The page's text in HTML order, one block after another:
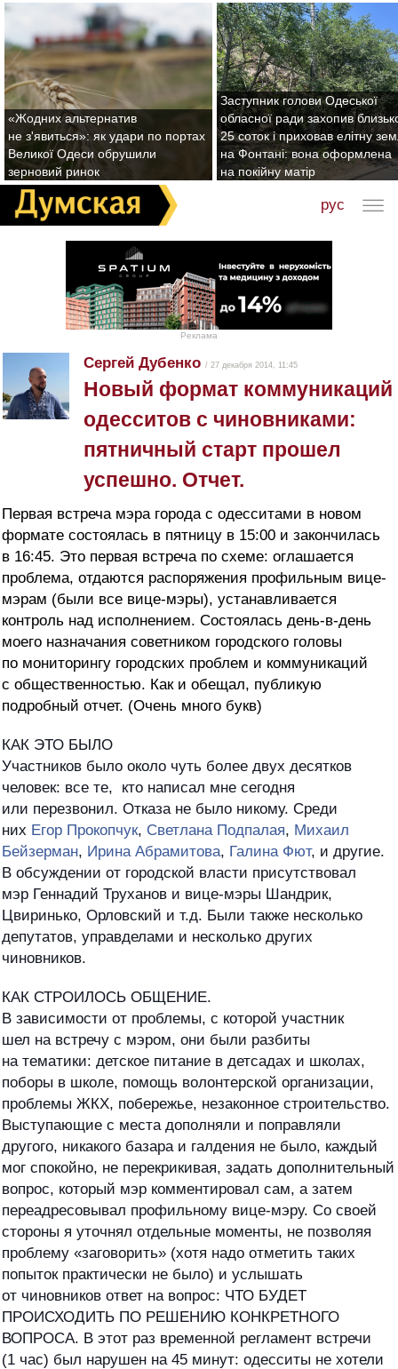
«Жодних альтернатив
не з'явиться»: як удари по портах
Великої Одеси обрушили
зерновий ринок
Заступник голови Одеської
обласної ради захопив
25 соток і приховав елітну
на Фонтані: вона оформлена
на покійну матір
рус
Реклама
Сергей Дубенко / 27 декабря 2014, 11:45
Новый формат коммуникаций
одесситов с чиновниками:
пятничный старт прошел
успешно. Отчет.
Первая встреча мэра города с одесситами в новом
формате состоялась в пятницу в 15:00 и закончилась
в 16:45. Это первая встреча по схеме: оглашается
проблема, отдаются распоряжения профильным вице-
мэрам (были все вице-мэры), устанавливается
контроль над исполнением. Состоялась день-в-день
моего назначания советником городского головы
по мониторингу городских проблем и коммуникаций
с общественностью. Как и обещал, публикую
подробный отчет. (Очень много букв)
КАК ЭТО БЫЛО
Участников было около чуть более двух десятков
человек: все те, кто написал мне сегодня
или перезвонил. Отказа не было никому. Среди
них Егор Прокопчук, Светлана Подпалая, Михаил
Бейзерман, Ирина Абрамитова, Галина Фют, и другие.
В обсуждении от городской власти присутствовал
мэр Геннадий Труханов и вице-мэры Шандрик,
Цвиринько, Орловский и т.д. Были также несколько
депутатов, управделами и несколько других
чиновников.
КАК СТРОИЛОСЬ ОБЩЕНИЕ.
В зависимости от проблемы, с которой участник
шел на встречу с мэром, они были разбиты
на тематики: детское питание в детсадах и школах,
поборы в школе, помощь волонтерской организации,
проблемы ЖКХ, побережье, незаконное строительство.
Выступающие с места дополняли и поправляли
другого, никакого базара и галдения не было, каждый
мог спокойно, не перекрикивая, задать дополнительный
вопрос, который мэр комментировал сам, а затем
переадресовывал профильному вице-мэру. Со своей
стороны я уточнял отдельные моменты, не позволяя
проблему «заговорить» (хотя надо отметить таких
попыток практически не было) и услышать
от чиновников ответ на вопрос: ЧТО БУДЕТ
ПРОИСХОДИТЬ ПО РЕШЕНИЮ КОНКРЕТНОГО
ВОПРОСА. В этот раз временной регламент встречи
(1 час) был нарушен на 45 минут: одесситы не хотели